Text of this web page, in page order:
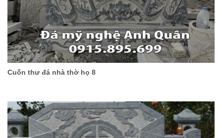
Cuốn thư đá nhà thờ họ 8